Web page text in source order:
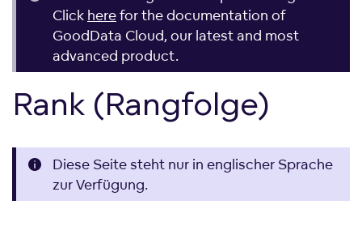
Click herefor the documentation of
GoodData Cloud, our latest and most
advanced product.
Rank (Rangfolge)
Diese Seite steht nur in englischer Sprache
zur Verfügung.